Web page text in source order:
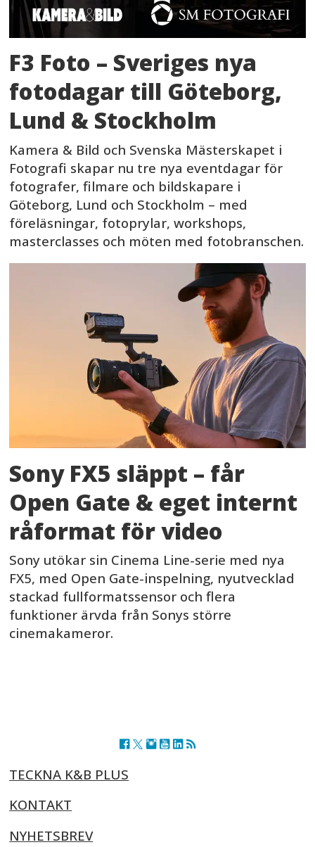
F3 Foto – Sveriges nya
fotodagar till Göteborg,
Lund & Stockholm
Kamera & Bild och Svenska Mästerskapet i
Fotografi skapar nu tre nya eventdagar för
fotografer, filmare och bildskapare i
Göteborg, Lund och Stockholm – med
föreläsningar, fotoprylar, workshops,
masterclasses och möten med fotobranschen.
Sony FX5 släppt – får
Open Gate & eget internt
råformat för video
Sony utökar sin Cinema Line-serie med nya
FX5, med Open Gate-inspelning, nyutvecklad
stackad fullformatssensor och flera
funktioner ärvda från Sonys större
cinemakameror.
TECKNA K&B PLUS
KONTAKT
NYHETSBREV